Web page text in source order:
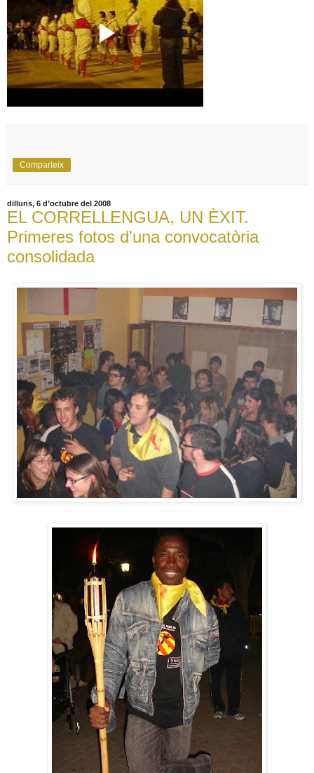
Comparteix
dilluns, 6 d’octubre del 2008
EL CORRELLENGUA, UN ÈXIT.
Primeres fotos d'una convocatòria
consolidada